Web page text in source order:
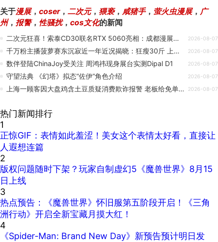
关于漫展， coser， 二次元， 猥亵， 咸猪手， 萤火虫漫展， 广
州， 报警， 性骚扰， cos文化的新闻
二次元狂喜！索泰CD30联名RTX 5060亮相：成都漫展派送 2026-08-07
千万粉主播菠萝赛东沉寂近一年近况揭晓：狂瘦30斤 上岸北大读研 2026-08-07
数伴登陆ChinaJoy受关注 周鸿祎现身展台实测Dipal D1 2026-08-07
守望法典 《幻塔》拟态“佐伊”角色介绍 2026-08-07
上海一顾客因大盘鸡含土豆质疑消费欺诈报警 老板给免单后全部吃光 2026-08-07
热门新闻排行
1
正惊GIF：表情如此羞涩！美女这个表情太好看，直接让
人遐想连篇
2
版权问题随时下架？玩家自制虚幻5《魔兽世界》8月15
日上线
3
热点预告：《魔兽世界》怀旧服第五阶段开启！《三角
洲行动》开启全新宝藏月摸大红！
4
《Spider-Man: Brand New Day》新预告预计明日发